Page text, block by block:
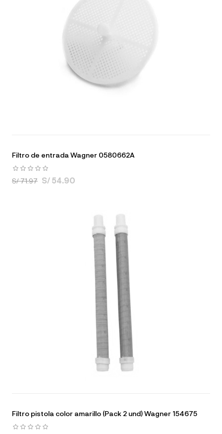
Filtro de entrada Wagner 0580662A
S/ 71.97 S/ 54.90
Filtro pistola color amarillo (Pack 2 und) Wagner 154675